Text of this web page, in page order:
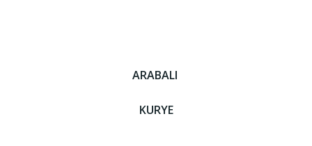
ARABALI
KURYE